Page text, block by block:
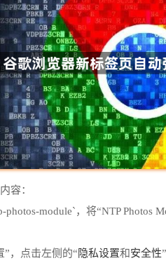
容：
module`，将“NTP
”，点击左侧的“隐私设置和安全性